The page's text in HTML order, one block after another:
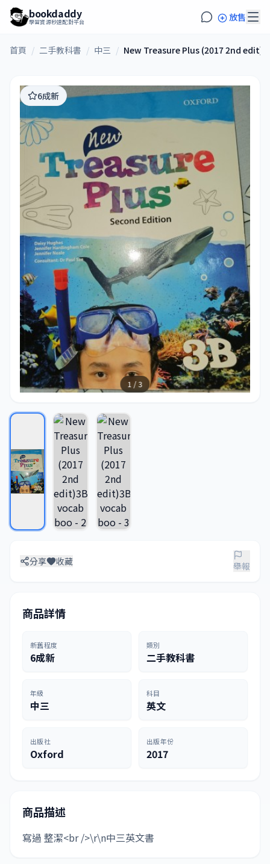
bookdaddy
學習資源秒速配對平台 放售
首頁 / 二手教科書 / 中三 / New Treasure Plus (2017 2nd
1 / 3
6成新
分享 收藏 舉報
商品詳情
新舊程度
6成新
類別
二手教科書
年級
中三
科目
英文
出版社
Oxford
出版年份
2017
商品描述
寫過 整潔<br />\r\n中三英文書